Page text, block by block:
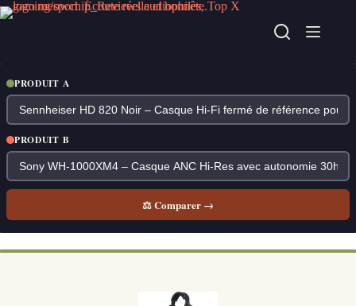
Passer
au
PRODUIT A
PRODUIT B
⚖ Comparer →